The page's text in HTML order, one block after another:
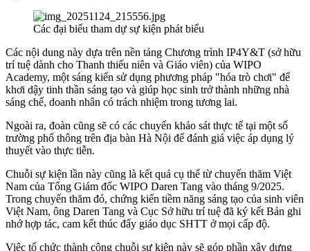
Các đại biểu tham dự sự kiện phát biểu
Các nội dung này dựa trên nền tảng Chương trình IP4Y&T (sở hữu
trí tuệ dành cho Thanh thiếu niên và Giáo viên) của WIPO
Academy, một sáng kiến sử dụng phương pháp "hóa trò chơi" để
khơi dậy tinh thần sáng tạo và giúp học sinh trở thành những nhà
sáng chế, doanh nhân có trách nhiệm trong tương lai.
Ngoài ra, đoàn cũng sẽ có các chuyến khảo sát thực tế tại một số
trường phổ thông trên địa bàn Hà Nội để đánh giá việc áp dụng lý
thuyết vào thực tiễn.
Chuỗi sự kiện lần này cũng là kết quả cụ thể từ chuyến thăm Việt
Nam của Tổng Giám đốc WIPO Daren Tang vào tháng 9/2025.
Trong chuyến thăm đó, chứng kiến tiềm năng sáng tạo của sinh viên
Việt Nam, ông Daren Tang và Cục Sở hữu trí tuệ đã ký kết Bản ghi
nhớ hợp tác, cam kết thúc đẩy giáo dục SHTT ở mọi cấp độ.
Việc tổ chức thành công chuỗi sự kiện này sẽ góp phần xây dựng